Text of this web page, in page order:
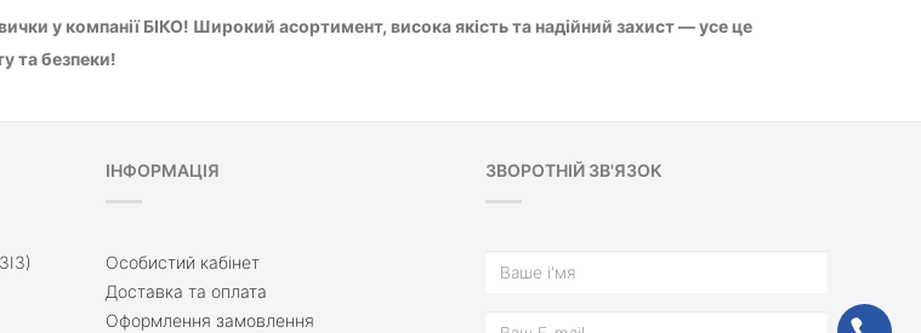
у компанії БІКО! Широкий асортимент, висока якість та надійний захист — усе це
та безпеки!
ІНФОРМАЦІЯ
Особистий кабінет
Доставка та оплата
Оформлення замовлення
ЗВОРОТНІЙ ЗВ'ЯЗОК
ph